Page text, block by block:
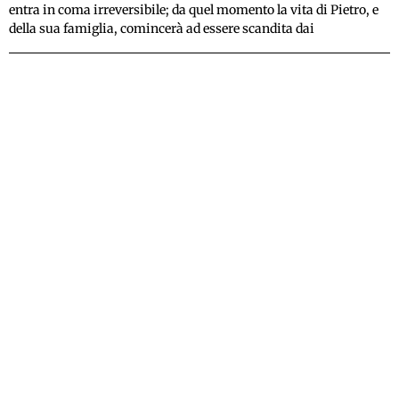
entra in coma irreversibile; da quel momento la vita di Pietro, e
della sua famiglia, comincerà ad essere scandita dai